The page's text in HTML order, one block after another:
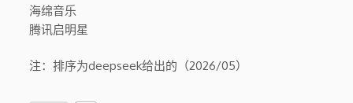
海绵音乐
腾讯启明星
注：排序为deepseek给出的（2026/05）